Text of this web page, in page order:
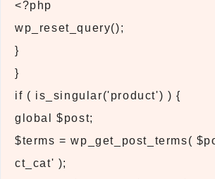
<?php
wp_reset_query();
}
}
if ( is_singular('product') ) {
global $post;
$terms = wp_get_post_terms(
ct_cat' );